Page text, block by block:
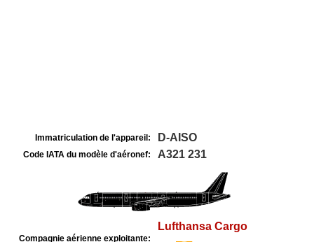
Immatriculation de l'appareil: D-AISO
Code IATA du modèle d'aéronef: A321 231
Compagnie aérienne exploitante:
Lufthansa Cargo